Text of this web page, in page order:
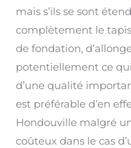
mais s’ils se sont
complètement le
de fondation,
potentiellement ce
d’une qualité
est préférable d’en
Hondouville malgré
coûteux dans le cas